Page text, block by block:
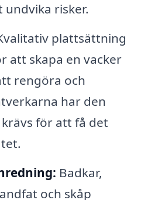
risker.
plattsättning
att skapa en vacker
rengöra och
har den
för att få det
Badkar,
och skåp